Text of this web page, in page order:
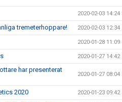
2020-02-03 14:24
tremeterhoppare! 2020-02-03 12:34
2020-01-28 11:09
2020-01-27 14:42
har presenterat
2020-01-27 08:04
2020 2020-01-23 09:42